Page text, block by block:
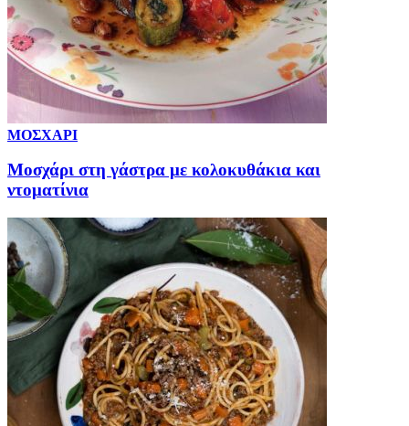
ΜΟΣΧΑΡΙ
Μοσχάρι στη γάστρα με κολοκυθάκια και
ντοματίνια